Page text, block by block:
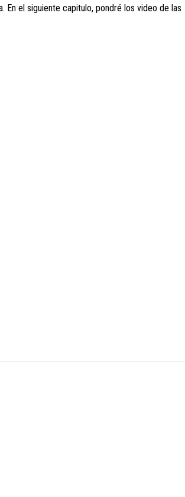
el siguiente capitulo, pondré los video de las